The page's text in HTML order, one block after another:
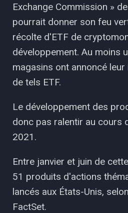
Exchange Commission »
pourrait donner son feu
récolte d'ETF de
développement. Au moins
magasins ont annoncé
de tels ETF.
Le développement des
donc pas ralentir au cours
2021.
Entre janvier et juin de
51 produits d'actions
lancés aux États-Unis,
FactSet.